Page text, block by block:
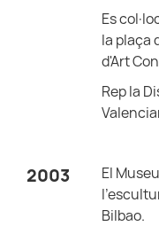
Es
la plaça
d'Art
Rep la
2003
El
Bilbao.